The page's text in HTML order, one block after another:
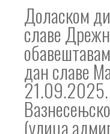
Доласком
славе
дан славе
21.09.2025.
(улица